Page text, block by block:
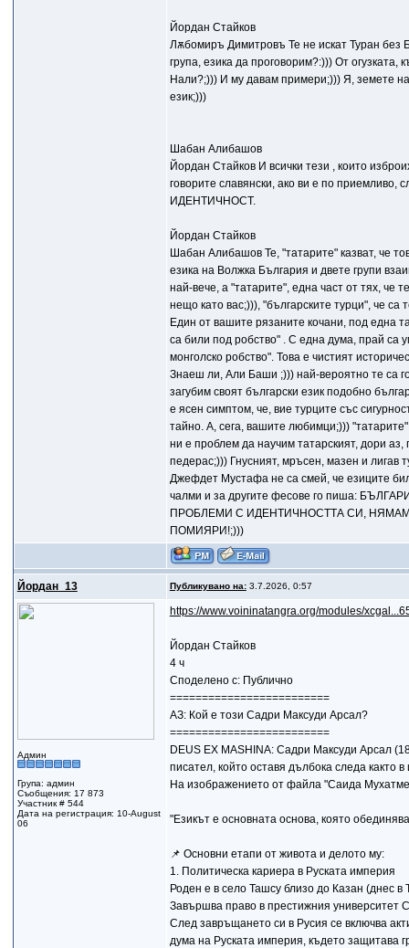
Йордан Стайков
Лѫбомиръ Димитровъ Те не искат Туран без
група, езика да проговорим?:))) От огузката,
Нали?;))) И му давам примери;))) Я, земете
език;)))
Шабан Алибашов
Йордан Стайков И всички тези , които
говорите славянски, ако ви е по приемливо,
ИДЕНТИЧНОСТ.
Йордан Стайков
Шабан Алибашов Те, "татарите" казват, че
езика на Волжка България и двете групи
най-вече, а "татарите", една част от тях, че
нещо като вас;))), "българските турци",
Един от вашите рязаните кочани, под една
са били под робство" . С една дума, прай са
монголско робство". Това е чистият
Знаеш ли, Али Баши ;))) най-вероятно те са
загубим своят български език подобно
е ясен симптом, че, вие турците със
тайно. А, сега, вашите любимци;)))
ни е проблем да научим татарският, дори
педерас;))) Гнусният, мръсен, мазен и лигав
Джефдет Мустафа не са смей, че езиците
чалми и за другите фесове го пиша:
ПРОБЛЕМИ С ИДЕНТИЧНОСТТА СИ,
ПОМИЯРИ!;)))
Йордан_13 Публикувано на:3.7.2026, 0:57
Админ
Група: админ
Съобщения: 17 873
Участник # 544
Дата на регистрация: 10-August
06
https://www.voininatangra.org/modules/
Йордан Стайков
4 ч
Споделено с: Публично
=========================
АЗ: Кой е този Садри Максуди Арсал?
=========================
DEUS EX MASHINA: Садри Максуди Арсал
писател, който оставя дълбока следа както
На изображението от файла "Саида
"Езикът е основната основа, която
📌 Основни етапи от живота и делото му:
1. Политическа кариера в Руската империя
Роден е в село Ташсу близо до Казан (днес в
Завършва право в престижния университет
След завръщането си в Русия се включва
дума на Руската империя, където защитава